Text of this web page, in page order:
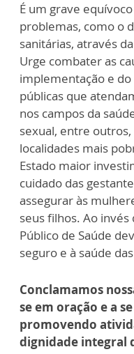
É um grave
problemas, como o
sanitárias, através
Urge combater as
implementação e
públicas que
nos campos da
sexual, entre
localidades mais
Estado maior
cuidado das
assegurar às
seus filhos. Ao
Público de Saúde
seguro e à saúde
Conclamamos
se em oração e a
promovendo
dignidade integral